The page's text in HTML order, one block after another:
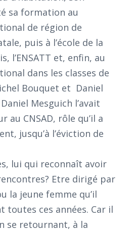
sa formation au
de région de
puis à l’école de la
l’ENSATT et, enfin, au
dans les classes de
Bouquet et Daniel
Mesguich l’avait
au CNSAD, rôle qu’il a
jusqu’à l’éviction de
lui qui reconnaît avoir
Etre dirigé par
la jeune femme qu’il
toutes ces années. Car il
se retournant, à la